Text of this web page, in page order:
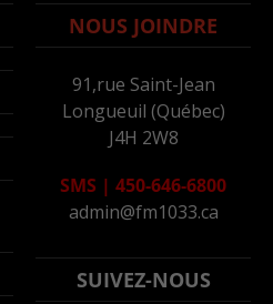
NOUS JOINDRE
91,rue Saint-Jean
Longueuil (Québec)
J4H 2W8
SMS | 450-646-6800
admin@fm1033.ca
SUIVEZ-NOUS